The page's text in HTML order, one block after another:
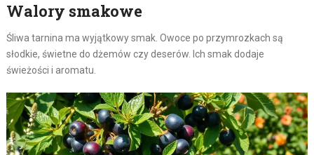
Walory smakowe
Śliwa tarnina ma wyjątkowy smak. Owoce po przymrozkach są
słodkie, świetne do dżemów czy deserów. Ich smak dodaje
świeżości i aromatu.